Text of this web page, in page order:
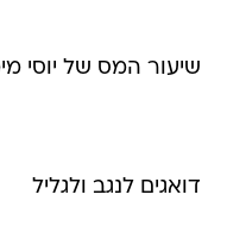
שיעור המס של יוסי מימן
דואגים לנגב ולגליל